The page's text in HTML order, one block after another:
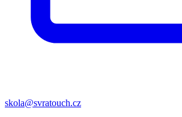
skola@svratouch.cz